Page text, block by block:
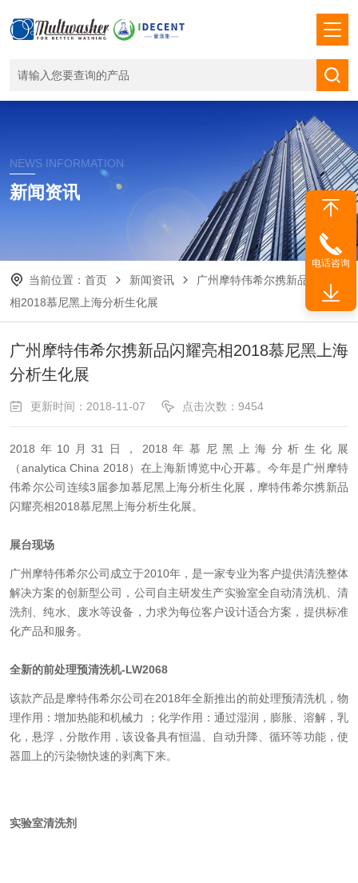
NEWS INFORMATION
新闻资讯
当前位置： 首页 新闻资讯
广州摩特伟希尔携新品闪耀亮
相2018慕尼黑上海分析生化展
广州摩特伟希尔携新品闪耀亮相2018慕尼黑上海
分析生化展
更新时间：2018-11-07 点击次数：9454
2018年10月31日，2018年慕尼黑上海分析生化展
（analytica China 2018）在上海新博览中心开幕。今年是广州摩特
伟希尔公司连续3届参加慕尼黑上海分析生化展，摩特伟希尔携新品
闪耀亮相2018慕尼黑上海分析生化展。
展台现场
广州摩特伟希尔公司成立于2010年，是一家专业为客户提供清洗整体
解决方案的创新型公司，公司自主研发生产实验室全自动清洗机、清
洗剂、纯水、废水等设备，力求为每位客户设计适合方案，提供标准
化产品和服务。
全新的前处理预清洗机-LW2068
该款产品是摩特伟希尔公司在2018年全新推出的前处理预清洗机，物
理作用：增加热能和机械力 ；化学作用：通过湿润，膨胀、溶解，乳
化，悬浮，分散作用，该设备具有恒温、自动升降、循环等功能，使
器皿上的污染物快速的剥离下来。
实验室清洗剂
电话咨询